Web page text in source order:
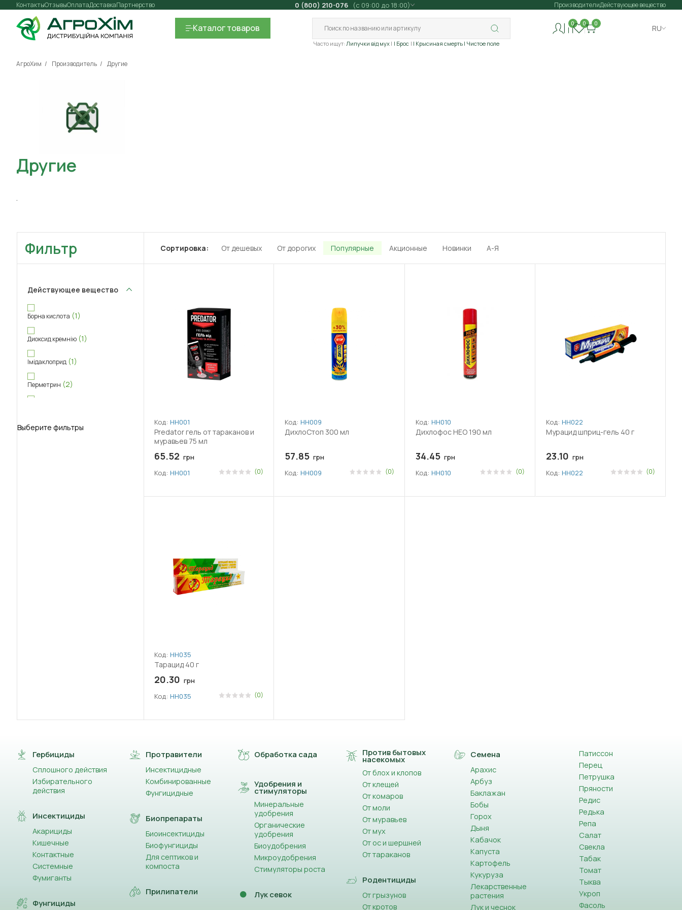
Контакты Оплата
Отзывы ДоставкаПартнерство 0 (800) 210-076 (с 09:00 до 18:00) ПроизводителиДействующее вещество
Каталогтоваров
Часто ищут: Липучки від мух | Брос | Крысиная смерть | Чистое поле
0 0 0
RU
АгроХим Производитель Другие
Другие
.
Фильтр
Действующее вещество
Борна кислота (1)
Диоксид кремнію (1)
Імідаклоприд (1)
Перметрин (2)
Тетраметрин(2)
Выберите фильтры
Сортировка: От дешевых От дорогих Популярные Акционные Новинки А-Я
Код: НН001
Predator гель от тараканов и
муравьев 75 мл
65.52 грн
Код: НН001 (0)
Код: НН009
ДихлоСтоп 300 мл
57.85 грн
Код: НН009 (0)
Код: НН010
Дихлофос НЕО 190 мл
34.45 грн
Код: НН010 (0)
Код: НН022
Мурацид шприц-гель 40 г
23.10 грн
Код: НН022 (0)
Код: НН035
Тарацид 40 г
20.30 грн
Код: НН035 (0)
Гербициды
Сплошного действия
Избирательного
действия
Инсектициды
Акарициды
Кишечные
Контактные
Системные
Фумиганты
Фунгициды
Протравители
Инсектицидные
Комбинированные
Фунгицидные
Биопрепараты
Биоинсектициды
Биофунгициды
Для септиков и
компоста
Прилипатели
Обработка сада
Удобрения и
стимуляторы
Минеральные
удобрения
Органические
удобрения
Биоудобрения
Микроудобрения
Стимуляторы роста
Лук севок
Против бытовых
насекомых
От блох и клопов
От клещей
От комаров
От моли
От муравьев
От мух
От ос и шершней
От тараканов
Родентициды
От грызунов
От кротов
Семена
Арахис
Арбуз
Баклажан
Бобы
Горох
Дыня
Кабачок
Капуста
Картофель
Кукуруза
Лекарственные
растения
Лук и чеснок
Патиссон
Перец
Петрушка
Пряности
Редис
Редька
Репа
Салат
Свекла
Табак
Томат
Тыква
Укроп
Фасоль